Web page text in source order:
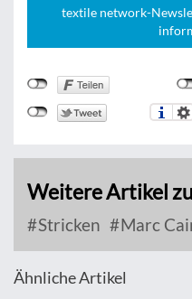
textile network-
Weitere Artikel
Stricken Marc
Ähnliche Artikel